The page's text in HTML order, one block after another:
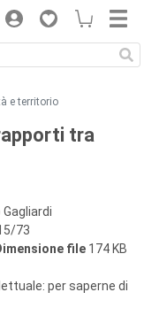
e territorio
tra
73
file 174 KB
per saperne di